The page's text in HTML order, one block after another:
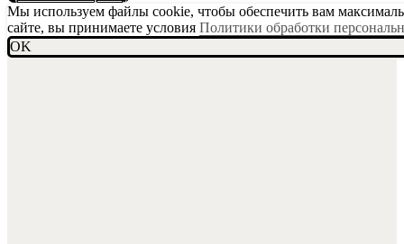
Мы используем файлы cookie, чтобы обеспечить вам
сайте, вы принимаете условия Политики обработки
OK